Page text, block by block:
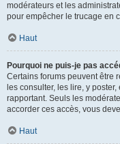
modérateurs et les
pour empêcher le trucage en
Haut
Pourquoi ne puis-je pas
Certains forums peuvent être
les consulter, les lire, y
rapportant. Seuls les
accorder ces accès, vous
Haut